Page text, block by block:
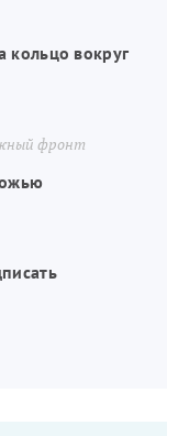
вокруг
фронт